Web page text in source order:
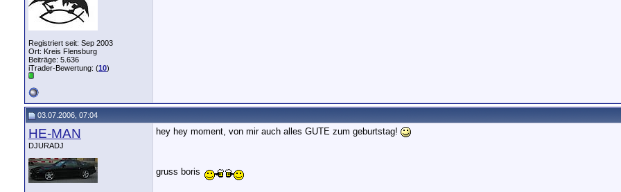
Registriert seit: Sep 2003
Ort: Kreis Flensburg
Beiträge: 5.636
iTrader-Bewertung: (10)
03.07.2006, 07:04
HE-MAN
DJURADJ
hey hey moment, von mir auch alles GUTE zum geburtstag!
gruss boris